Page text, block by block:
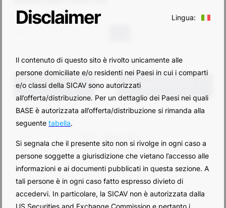
Disclaimer Lingua:
Il contenuto di questo sito è rivolto unicamente alle
persone domiciliate e/o residenti nei Paesi in cui i comparti
e/o classi della SICAV sono autorizzati
all’offerta/distribuzione. Per un dettaglio dei Paesi nei quali
BASE è autorizzata all’offerta/distribuzione si rimanda alla
seguentetabella.
Si segnala che il presente sito non si rivolge in ogni caso a
persone soggette a giurisdizione che vietano l’accesso alle
informazioni e ai documenti pubblicati in questa sezione. A
tali persone è in ogni caso fatto espresso divieto di
accedervi. In particolare, la SICAV non è autorizzata dalla
US Securities and Exchange Commission e pertanto i
titolo data
No results.